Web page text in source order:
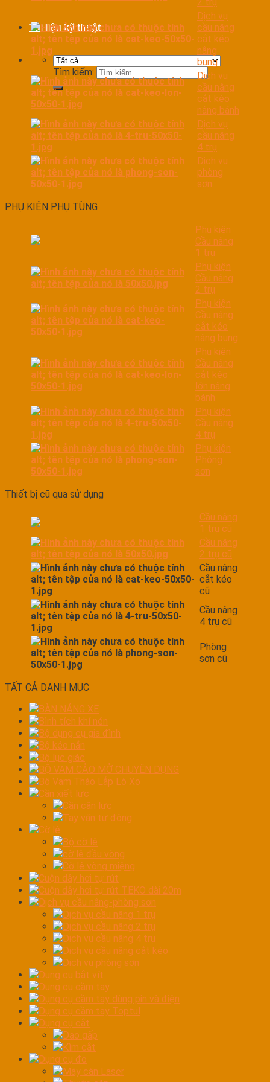
Tài liệu kỹ thuật
Tìm kiếm:
Dịch vụ
cầu nâng
cắt kéo
nâng
bụng
Dịch vụ
cầu nâng
cắt kéo
nâng bánh
Dịch vụ
cầu nâng
4 trụ
Dịch vụ
phòng
sơn
PHỤ KIỆN PHỤ TÙNG
Phụ kiện
Cầu nâng
1 trụ
Phụ kiện
Cầu nâng
2 trụ
Phụ kiện
Cầu nâng
cắt kéo
nâng bụng
Phụ kiện
Cầu nâng
cắt kéo
lớn nâng
bánh
Phụ kiện
Cầu nâng
4 trụ
Phụ kiện
Phòng
sơn
Thiết bị cũ qua sử dụng
Cầu nâng
1 trụ cũ
Cầu nâng
2 trụ cũ
Cầu nâng
cắt kéo
cũ
Cầu nâng
4 trụ cũ
Phòng
sơn cũ
TẤT CẢ DANH MỤC
BÀN NÁNG XE
Bình tích khí nén
Bộ dụng cụ gia đình
Bộ kéo nắn
Bộ lục giác
BỘ VAM CẢO MỞ CHUYÊN DỤNG
Bộ Vam Tháo Lắp Lò Xo
Cần xiết lực
Cần cân lực
Tay vặn tự động
Cờ lê
Bộ cờ lê
cờ lê đầu vòng
Cờ lê vòng miệng
Cuộn dây hơi tự rút
Cuộn dây hơi tự rút TEKO dài 20m
Dịch vụ cầu nâng-phòng sơn
Dịch vụ cầu nâng 1 trụ
Dịch vụ cầu nâng 2 trụ
Dịch vụ cầu nâng 4 trụ
Dịch vụ cầu nâng cắt kéo
Dịch vụ phòng sơn
Dụng cụ bắt vít
Dụng cụ cầm tay
Dụng cụ cầm tay dùng pin và điện
Dụng cụ cầm tay Toptul
Dụng cụ cắt
Dao gấp
Kìm cắt
Dụng cụ đo
Máy cân Laser